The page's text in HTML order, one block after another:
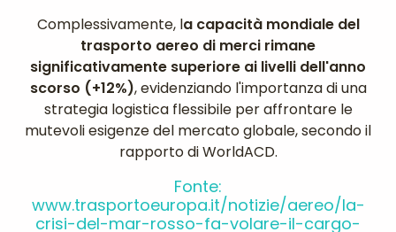
Complessivamente, la capacità mondiale del
trasporto aereo di merci rimane
significativamente superiore ai livelli dell'anno
scorso (+12%), evidenziando l'importanza di una
strategia logistica flessibile per affrontare le
mutevoli esigenze del mercato globale, secondo il
rapporto di WorldACD.
Fonte:
www.trasportoeuropa.it/notizie/aereo/la-
crisi-del-mar-rosso-fa-volare-il-cargo-